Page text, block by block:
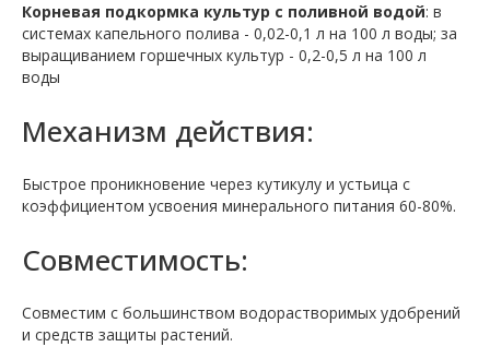
Корневая подкормка культур с поливной водой: в
системах капельного полива - 0,02-0,1 л на 100 л воды; за
выращиванием горшечных культур - 0,2-0,5 л на 100 л
воды
Механизм действия:
Быстрое проникновение через кутикулу и устьица с
коэффициентом усвоения минерального питания 60-80%.
Совместимость:
Совместим с большинством водорастворимых удобрений
и средств защиты растений.